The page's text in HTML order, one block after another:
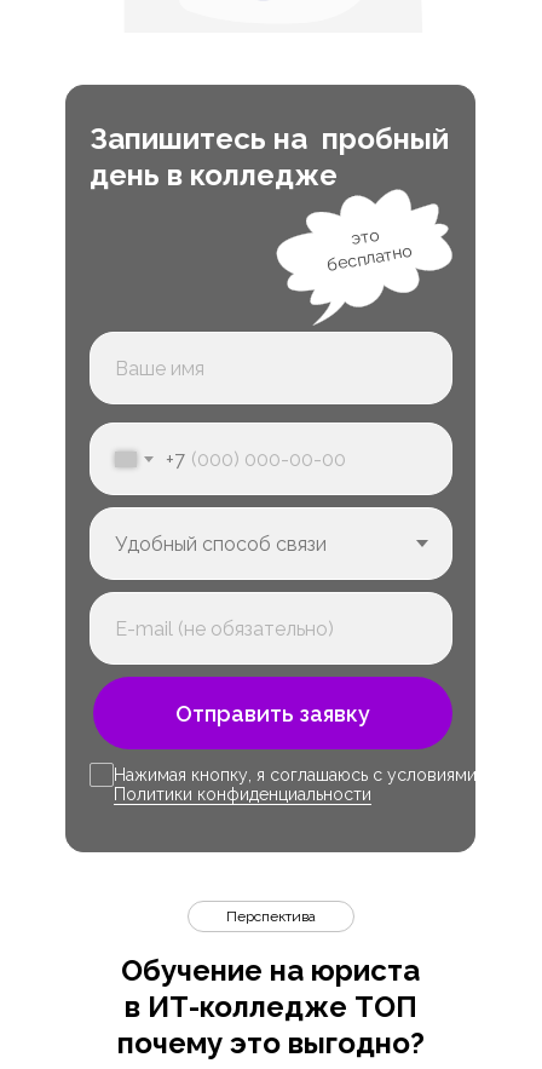
Запишитесь на пробный
день в колледже
+7
Отправить заявку
это
бесплатно
Нажимая кнопку, я соглашаюсь с условиями
Политики конфиденциальности
Обучение на юриста
в ИТ-колледже ТОП
почему это выгодно?
Перспектива